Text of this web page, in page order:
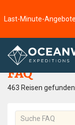
Startseite
FAQ
463 Reisen gefunden